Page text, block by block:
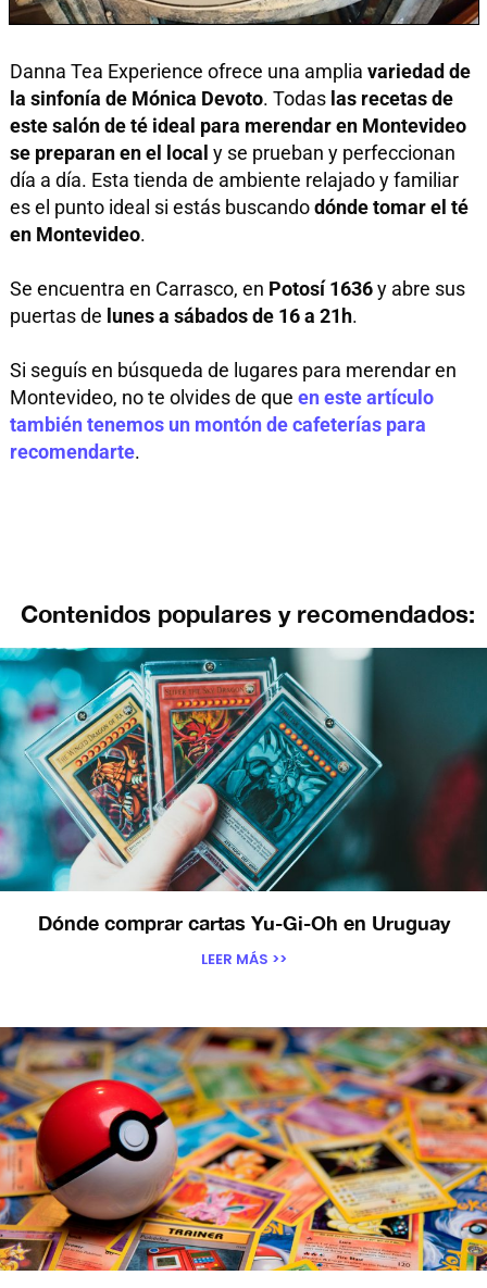
Danna Tea Experience ofrece una amplia variedad de
la sinfonía de Mónica Devoto. Todas las recetas de
este salón de té ideal para merendar en Montevideo
se preparan en el local y se prueban y perfeccionan
día a día. Esta tienda de ambiente relajado y familiar
es el punto ideal si estás buscandodónde tomar el té
en Montevideo.
Se encuentra en Carrasco, en Potosí 1636y abre sus
puertas de lunes a sábados de 16 a 21h.
Si seguís en búsqueda de lugares para merendar en
Montevideo, no te olvides de que en este artículo
también tenemos un montón de cafeterías para
recomendarte.
Contenidos populares y recomendados:
Dónde comprar cartas Yu-Gi-Oh en Uruguay
LEER MÁS >>